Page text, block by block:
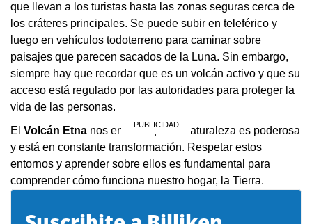
que llevan a los turistas hasta las zonas seguras cerca de
los cráteres principales. Se puede subir en teleférico y
luego en vehículos todoterreno para caminar sobre
paisajes que parecen sacados de la Luna. Sin embargo,
siempre hay que recordar que es un volcán activo y que su
acceso está regulado por las autoridades para proteger la
vida de las personas.
El Volcán Etna nos enseña que la naturaleza es poderosa
y está en constante transformación. Respetar estos
entornos y aprender sobre ellos es fundamental para
comprender cómo funciona nuestro hogar, la Tierra.